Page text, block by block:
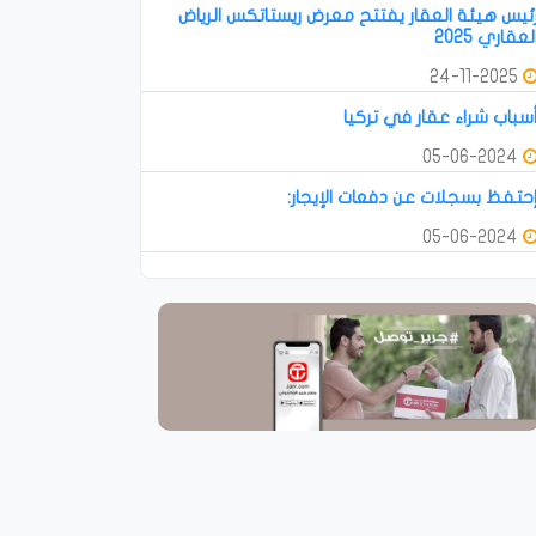
هيئة العقار يفتتح معرض ريستاتكس الرياض
العقاري 2025
أسباب شراء عقار في تركيا
إحتفظ بسجلات عن دفعات الإيجار: